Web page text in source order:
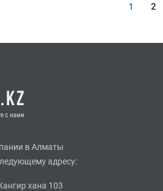
1 2
в Алматы
адресу:
хана 103